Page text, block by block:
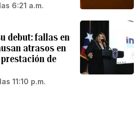
6:21 a.m.
debut: fallas en
atrasos en
de
11:10 p.m.